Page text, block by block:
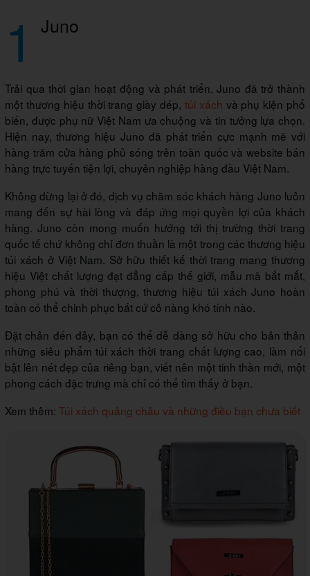
1 Juno
Trải qua thời gian hoạt động và phát triển, Juno đã trở thành
một thương hiệu thời trang giày dép, túi xách và phụ kiện phổ
biến, được phụ nữ Việt Nam ưa chuộng và tin tưởng lựa chọn.
Hiện nay, thương hiệu Juno đã phát triển cực mạnh mẽ với
hàng trăm cửa hàng phủ sóng trên toàn quốc và website bán
hàng trực tuyến tiện lợi, chuyên nghiệp hàng đầu Việt Nam.
Không dừng lại ở đó, dịch vụ chăm sóc khách hàng Juno luôn
mang đến sự hài lòng và đáp ứng mọi quyền lợi của khách
hàng. Juno còn mong muốn hướng tới thị trường thời trang
quốc tế chứ không chỉ đơn thuần là một trong các thương hiệu
túi xách ở Việt Nam. Sở hữu thiết kế thời trang mang thương
hiệu Việt chất lượng đạt đẳng cấp thế giới, mẫu mã bắt mắt,
phong phú và thời thượng, thương hiệu túi xách Juno hoàn
toàn có thể chinh phục bất cứ cô nàng khó tính nào.
Đặt chân đến đây, bạn có thể dễ dàng sở hữu cho bản thân
những siêu phẩm túi xách thời trang chất lượng cao, làm nổi
bật lên nét đẹp của riêng bạn, viết nên một tinh thần mới, một
phong cách đặc trưng mà chỉ có thể tìm thấy ở bạn.
Xem thêm: Túi xách quảng châu và những điều bạn chưa biết